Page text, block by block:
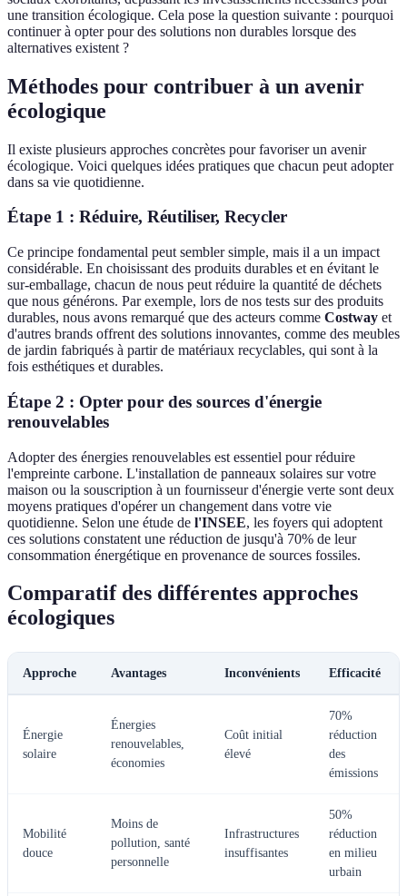
une transition écologique. Cela pose la question suivante : pourquoi
continuer à opter pour des solutions non durables lorsque des
alternatives existent ?
Méthodes pour contribuer à un avenir
écologique
Il existe plusieurs approches concrètes pour favoriser un avenir
écologique. Voici quelques idées pratiques que chacun peut adopter
dans sa vie quotidienne.
Étape 1 : Réduire, Réutiliser, Recycler
Ce principe fondamental peut sembler simple, mais il a un impact
considérable. En choisissant des produits durables et en évitant le
sur-emballage, chacun de nous peut réduire la quantité de déchets
que nous générons. Par exemple, lors de nos tests sur des produits
durables, nous avons remarqué que des acteurs comme Costway et
d'autres brands offrent des solutions innovantes, comme des meubles
de jardin fabriqués à partir de matériaux recyclables, qui sont à la
fois esthétiques et durables.
Étape 2 : Opter pour des sources d'énergie
renouvelables
Adopter des énergies renouvelables est essentiel pour réduire
l'empreinte carbone. L'installation de panneaux solaires sur votre
maison ou la souscription à un fournisseur d'énergie verte sont deux
moyens pratiques d'opérer un changement dans votre vie
quotidienne. Selon une étude de l'INSEE, les foyers qui adoptent
ces solutions constatent une réduction de jusqu'à 70% de leur
consommation énergétique en provenance de sources fossiles.
Comparatif des différentes approches
écologiques
Approche Avantages Inconvénients Efficacité
Énergie
solaire
Énergies
renouvelables,
économies
Coût initial
élevé
70%
réduction
des
émissions
Mobilité
douce
Moins de
pollution, santé
personnelle
Infrastructures
insuffisantes
50%
réduction
en milieu
urbain